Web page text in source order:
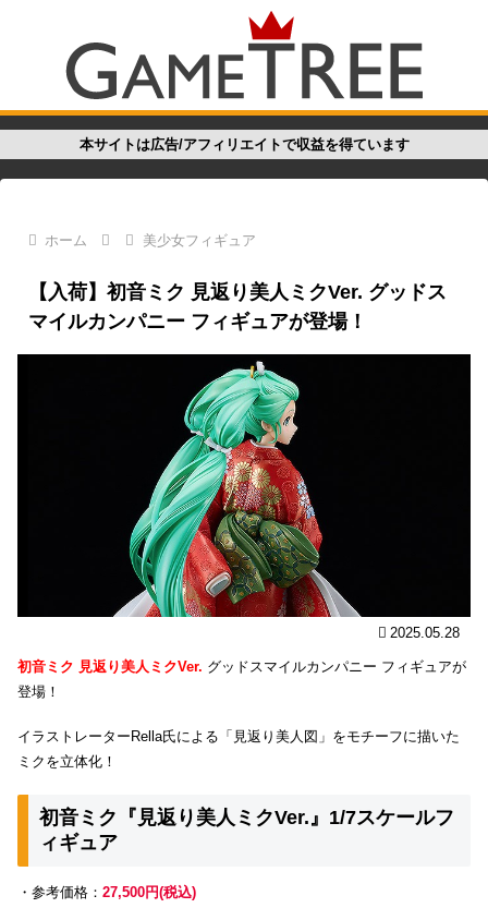
本サイトは広告/アフィリエイトで収益を得ています
ホーム 美少女フィギュア
【入荷】初音ミク 見返り美人ミクVer. グッドス
マイルカンパニー フィギュアが登場！
2025.05.28
初音ミク 見返り美人ミクVer. グッドスマイルカンパニー フィギュアが
登場！
イラストレーターRella氏による「見返り美人図」をモチーフに描いた
ミクを立体化！
初音ミク『見返り美人ミクVer.』1/7スケールフ
ィギュア
・参考価格： 27,500円(税込)